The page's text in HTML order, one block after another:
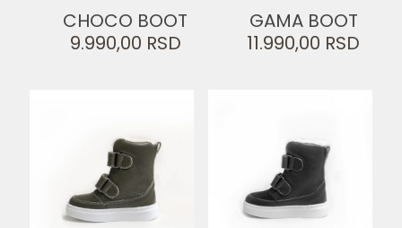
CHOCO BOOT
9.990,00 RSD
GAMA BOOT
11.990,00 RSD